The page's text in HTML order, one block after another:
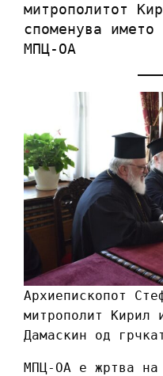
митрополитот
споменува
МПЦ-ОА
Архиепископот
митрополит Кирил
Дамаскин од
МПЦ-ОА е жртва на